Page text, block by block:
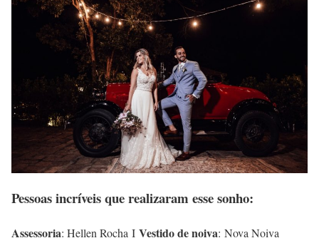
Pessoas incríveis que realizaram esse sonho:
Assessoria: Hellen Rocha I Vestido de noiva: Nova Noiva